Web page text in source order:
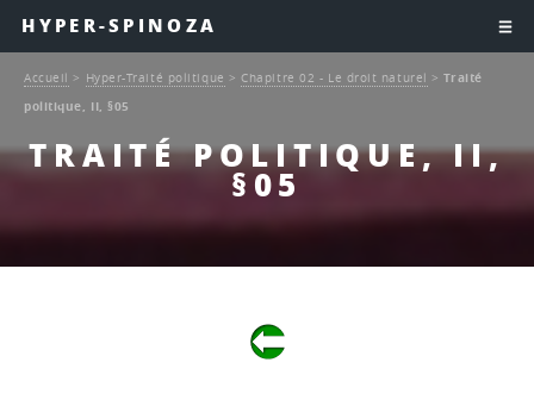
HYPER-SPINOZA
TRAITÉ POLITIQUE, II,
§05
Accueil > Hyper-Traité politique > Chapitre 02 - Le droit naturel >Traité
politique, II, §05